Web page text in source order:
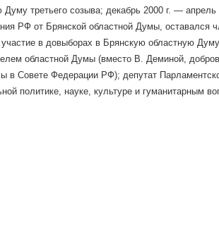
Думу третьего созыва; декабрь 2000 г. —
РФ от Брянской областной Думы, оставался
участие в довыборах в Брянскую областную
областной Думы (вместо В. Деминой,
в Совете Федерации РФ); депутат
политике, науке, культуре и гуманитарным